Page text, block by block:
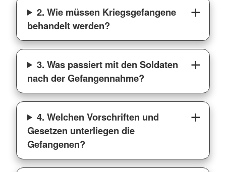
2. Wie müssen Kriegsgefangene
behandelt werden?
3. Was passiert mit den Soldaten
nach der Gefangennahme?
4. Welchen Vorschriften und
Gesetzen unterliegen die
Gefangenen?